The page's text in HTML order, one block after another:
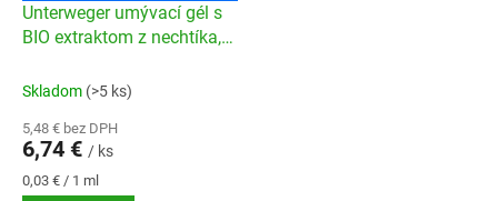
Unterweger umývací gél s
BIO extraktom z nechtíka,
Skladom (>5 ks)
5,48 € bez DPH
6,74 € / ks
Jednotková
0,03 € / 1 ml